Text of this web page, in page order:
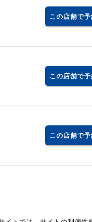
この店舗で
この店舗で
この店舗で